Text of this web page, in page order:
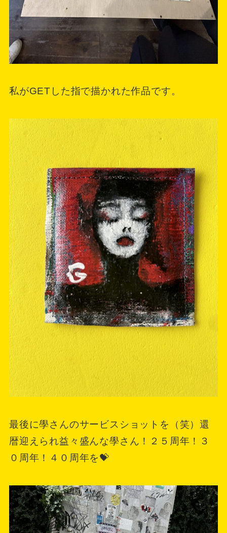
私がGETした指で描かれた作品です。
最後に學さんのサービスショットを（笑）還
暦迎えられ益々盛んな學さん！２５周年！３
０周年！４０周年を💝